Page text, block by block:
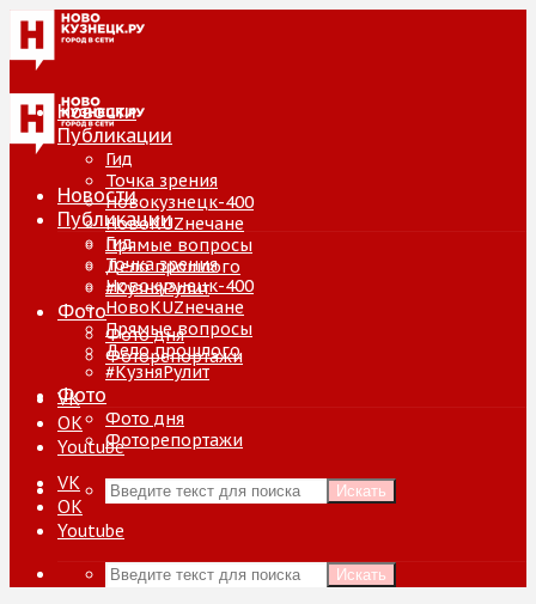
Новости
Публикации
Гид
Точка зрения
Новокузнецк-400
НовоKUZнечане
Прямые вопросы
Дело прошлого
#КузняРулит
Фото
Фото дня
Фоторепортажи
VK
ОК
Youtube
Искать
Новости
Публикации
Гид
Точка зрения
Новокузнецк-400
НовоKUZнечане
Прямые вопросы
Дело прошлого
#КузняРулит
Фото
Фото дня
Фоторепортажи
VK
ОК
Youtube
Искать